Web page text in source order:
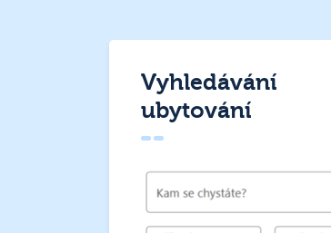
Vyhledávání
ubytování